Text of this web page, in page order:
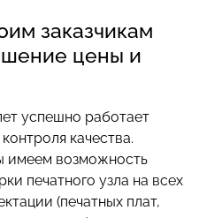
заказчикам
цены и
успешно работает
качества.
имеем возможность
печатного узла на всех
(печатных плат,